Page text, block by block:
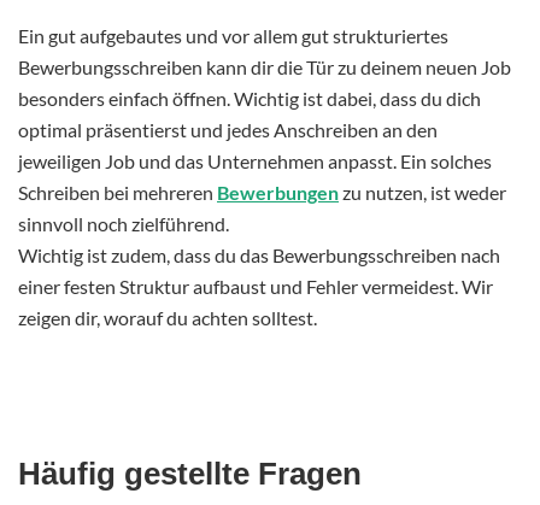
Ein gut aufgebautes und vor allem gut strukturiertes
Bewerbungsschreiben kann dir die Tür zu deinem neuen Job
besonders einfach öffnen. Wichtig ist dabei, dass du dich
optimal präsentierst und jedes Anschreiben an den
jeweiligen Job und das Unternehmen anpasst. Ein solches
Schreiben bei mehreren Bewerbungenzu nutzen, ist weder
sinnvoll noch zielführend.
Wichtig ist zudem, dass du das Bewerbungsschreiben nach
einer festen Struktur aufbaust und Fehler vermeidest. Wir
zeigen dir, worauf du achten solltest.
Häufig gestellte Fragen